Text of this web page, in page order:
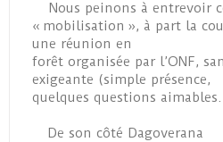
Nous peinons à entrevoir
« mobilisation », à part la
une réunion en
forêt organisée par l’ONF,
exigeante (simple présence,
quelques questions
De son côté Dagoverana